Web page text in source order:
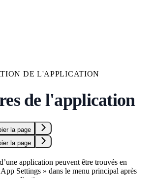
DE L'APPLICATION
de l'application
la page
la page
application peuvent être trouvés en
Settings » dans le menu principal après